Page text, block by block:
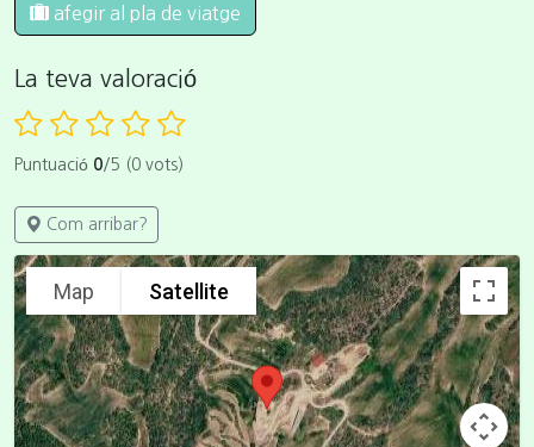
afegir al pla de viatge
La teva valoració
Puntuació 0/5 (0 vots)
Com arribar?
Map Satellite